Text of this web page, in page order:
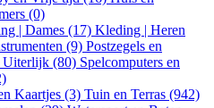
(0)
| Dames (17) Kleding | Heren
(9) Postzegels en
Uiterlijk (80) Spelcomputers en
Kaartjes (3) Tuin en Terras (942)